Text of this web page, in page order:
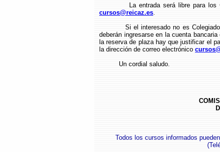
La entrada será libre para
cursos@reicaz.es.
Si el interesado no es
deberán ingresarse en la cuenta
la reserva de plaza hay que justificar el
la dirección de correo electrónico
Un cordial saludo.
Todos los cursos informados
(